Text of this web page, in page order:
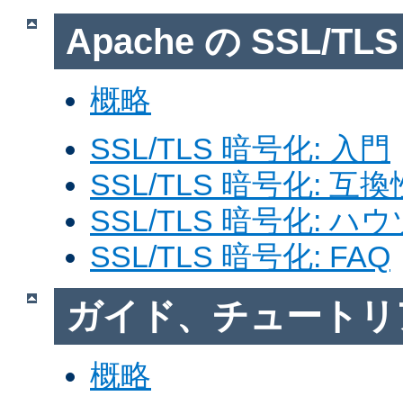
Apache の SSL/
概略
SSL/TLS 暗号化: 入門
SSL/TLS 暗号化: 互換
SSL/TLS 暗号化: ハウ
SSL/TLS 暗号化: FAQ
ガイド、チュート
概略